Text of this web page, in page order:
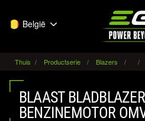
België
Thuis Productserie Blazers
BLAAST
BENZINEMOTOR